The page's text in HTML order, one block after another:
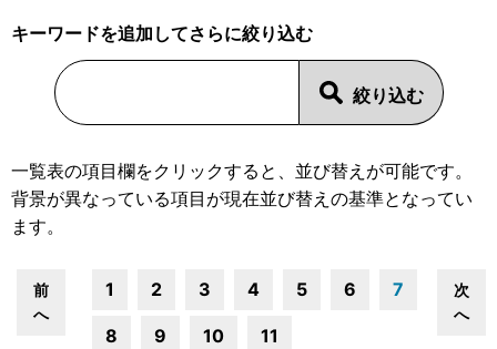
キーワードを追加してさらに絞り込む
一覧表の項目欄をクリックすると、並び替えが可能です。
背景が異なっている項目が現在並び替えの基準となってい
ます。
前
へ
1 2 3 4 5 6 7
8 9 10 11
次
へ